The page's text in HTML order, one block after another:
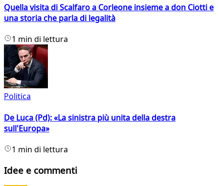
Quella visita di Scalfaro a Corleone insieme a don Ciotti e
una storia che parla di legalità
1 min di lettura
Politica
De Luca (Pd): «La sinistra più unita della destra
sull'Europa»
1 min di lettura
Idee e commenti